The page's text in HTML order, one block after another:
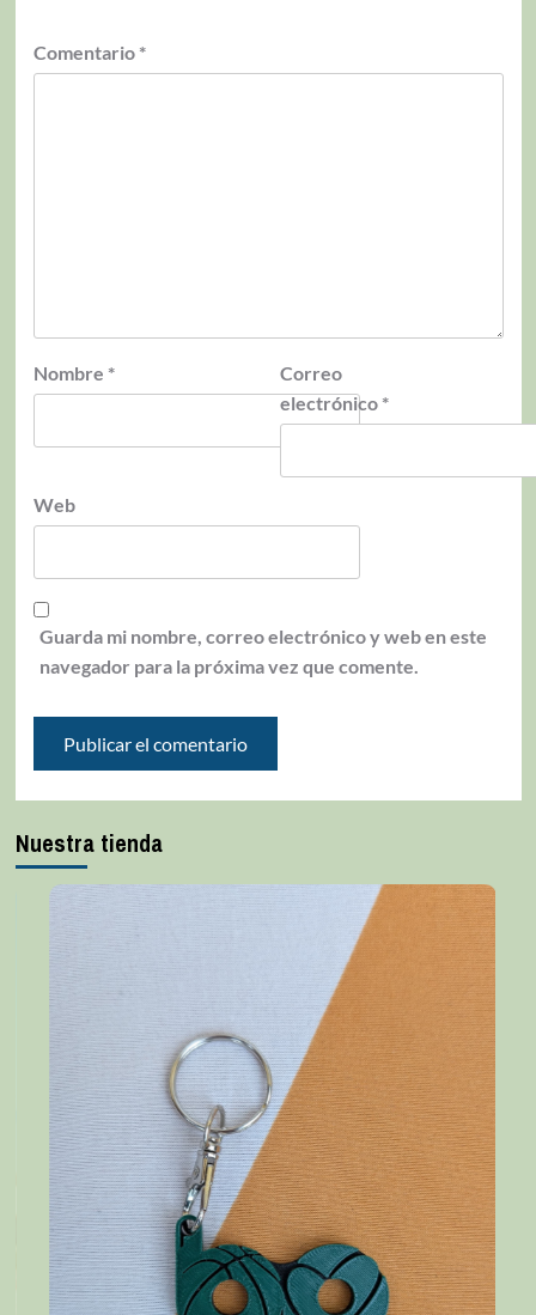
Comentario *
Nombre *
Correo
electrónico *
Web
Guarda mi nombre, correo electrónico y web en este
navegador para la próxima vez que comente.
Nuestra tienda